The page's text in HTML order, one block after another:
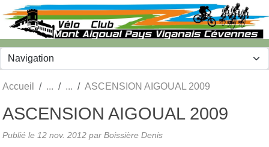
Accueil ASCENSION AIGOUAL 2009
ASCENSION AIGOUAL 2009
Publié le 12 nov. 2012 par Boissière Denis
Panneau de gestion des cookies